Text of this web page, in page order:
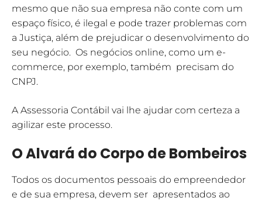
mesmo que não sua empresa não conte com um
espaço físico, é ilegal e pode trazer problemas com
a Justiça, além de prejudicar o desenvolvimento do
seu negócio. Os negócios online, como um e-
commerce, por exemplo, também precisam do
CNPJ.
A Assessoria Contábil vai lhe ajudar com certeza a
agilizar este processo.
O Alvará do Corpo de Bombeiros
Todos os documentos pessoais do empreendedor
e de sua empresa, devem ser apresentados ao